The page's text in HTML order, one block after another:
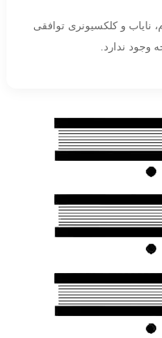
و کلکسیونری توافقی
وجود ندارد.